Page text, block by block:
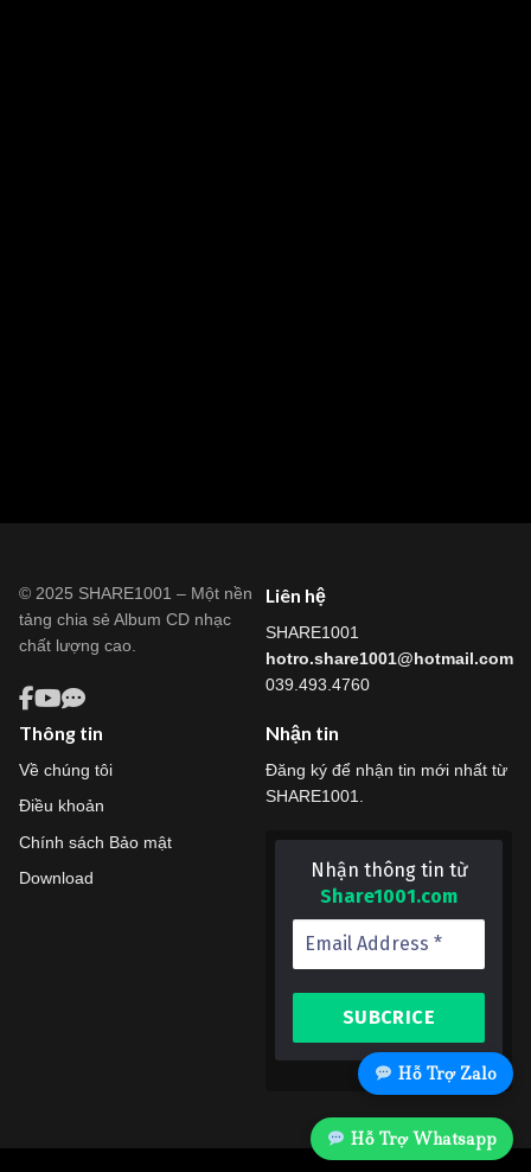
© 2025 SHARE1001 – Một nền
tảng chia sẻ Album CD nhạc
chất lượng cao.
Liên hệ
SHARE1001
hotro.share1001@hotmail.com
039.493.4760
Thông tin
Về chúng tôi
Điều khoản
Chính sách Bảo mật
Download
Nhận tin
Đăng ký để nhận tin mới nhất từ
SHARE1001.
Nhận thông tin từ
Share1001.com
Hỗ Trợ Zalo
Hỗ Trợ Whatsapp